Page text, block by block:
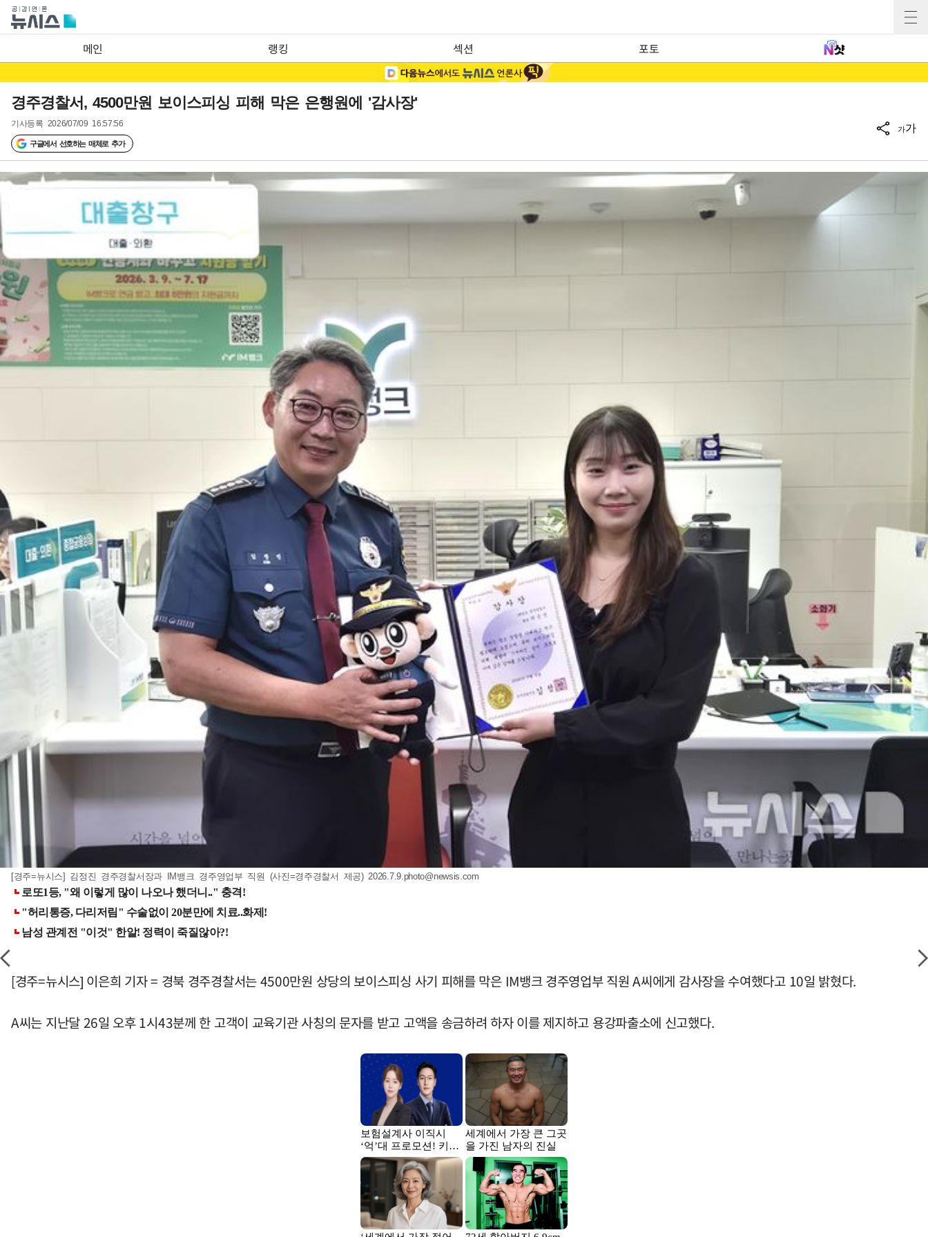
메인 랭킹 섹션 포토
경주경찰서, 4500만원 보이스피싱 피해 막은 은행원에 '감사장'
기사등록 2026/07/09 16:57:56
구글에서 선호하는 매체로 추가
가가
[경주=뉴시스] 김정진 경주경찰서장과 IM뱅크 경주영업부 직원 (사진=경주경찰서 제공)2026.7.9.photo@newsis.com
[경주=뉴시스] 이은희 기자 = 경북 경주경찰서는 4500만원 상당의 보이스피싱 사기 피해를 막은 IM뱅크 경주영업부 직원 A씨에게 감사장을 수여했다고 10일 밝혔다.
A씨는 지난달 26일 오후 1시43분께 한 고객이 교육기관 사칭의 문자를 받고 고액을 송금하려 하자 이를 제지하고 용강파출소에 신고했다.